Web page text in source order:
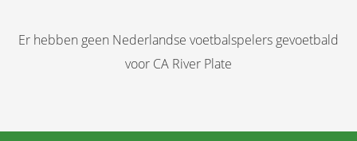
Er hebben geen Nederlandse voetbalspelers gevoetbald
voor CA River Plate